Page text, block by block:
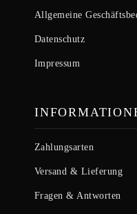
Allgemeine
Datenschutz
Impressum
Zahlungsarten
Versand & Lieferung
Fragen & Antworten